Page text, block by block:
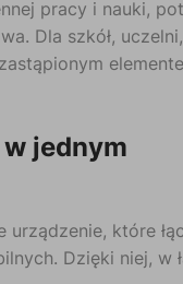
pracy i nauki,
Dla szkół,
jednym
które
Dzięki niej, w